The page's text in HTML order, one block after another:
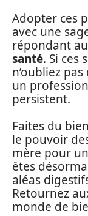
Adopter ces
avec une
répondant
santé. Si ces
n’oubliez
un
persistent.
Faites du
le pouvoir
mère pour
êtes
aléas
Retournez
monde de